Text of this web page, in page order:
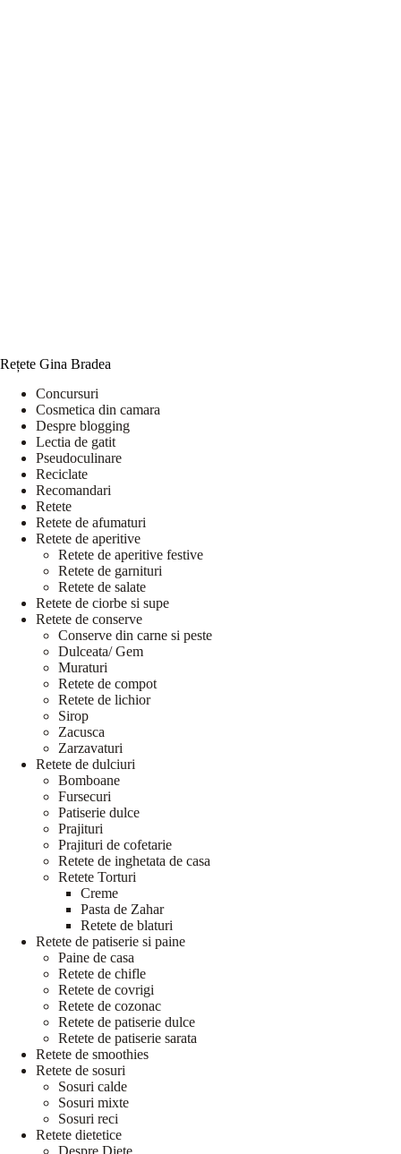
Rețete Gina Bradea
Concursuri
Cosmetica din camara
Despre blogging
Lectia de gatit
Pseudoculinare
Reciclate
Recomandari
Retete
Retete de afumaturi
Retete de aperitive
Retete de aperitive festive
Retete de garnituri
Retete de salate
Retete de ciorbe si supe
Retete de conserve
Conserve din carne si peste
Dulceata/ Gem
Muraturi
Retete de compot
Retete de lichior
Sirop
Zacusca
Zarzavaturi
Retete de dulciuri
Bomboane
Fursecuri
Patiserie dulce
Prajituri
Prajituri de cofetarie
Retete de inghetata de casa
Retete Torturi
Creme
Pasta de Zahar
Retete de blaturi
Retete de patiserie si paine
Paine de casa
Retete de chifle
Retete de covrigi
Retete de cozonac
Retete de patiserie dulce
Retete de patiserie sarata
Retete de smoothies
Retete de sosuri
Sosuri calde
Sosuri mixte
Sosuri reci
Retete dietetice
Despre Diete